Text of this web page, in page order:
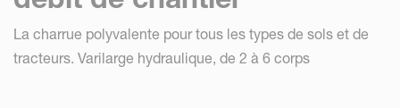
La charrue polyvalente pour tous les types de sols et de
tracteurs. Varilarge hydraulique, de 2 à 6 corps